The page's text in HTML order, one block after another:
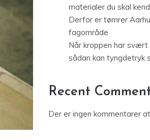
materialer du skal
Derfor er tømrer
fagområde
Når kroppen har
sådan kan tyngdetryk
Recent
Der er ingen kommentarer